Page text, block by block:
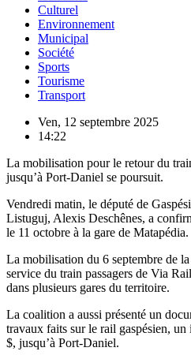
Culturel
Environnement
Municipal
Société
Sports
Tourisme
Transport
Ven, 12 septembre 2025
14:22
La mobilisation pour le retour du
jusqu’à Port-Daniel se poursuit.
Vendredi matin, le député de
Listuguj, Alexis Deschênes, a
le 11 octobre à la gare de Matapédia.
La mobilisation du 6 septembre de
service du train passagers de Via
dans plusieurs gares du territoire.
La coalition a aussi présenté un
travaux faits sur le rail gaspésien,
$, jusqu’à Port-Daniel.